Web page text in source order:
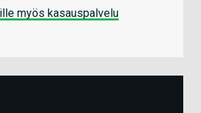
myös kasauspalvelu